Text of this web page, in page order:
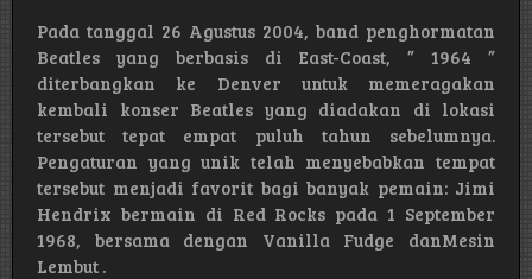
Pada tanggal 26 Agustus 2004, band penghormatan
Beatles yang berbasis di East-Coast, ” 1964 ”
diterbangkan ke Denver untuk memeragakan
kembali konser Beatles yang diadakan di lokasi
tersebut tepat empat puluh tahun sebelumnya.
Pengaturan yang unik telah menyebabkan tempat
tersebut menjadi favorit bagi banyak pemain: Jimi
Hendrix bermain di Red Rocks pada 1 September
1968, bersama dengan Vanilla Fudge danMesin
Lembut .